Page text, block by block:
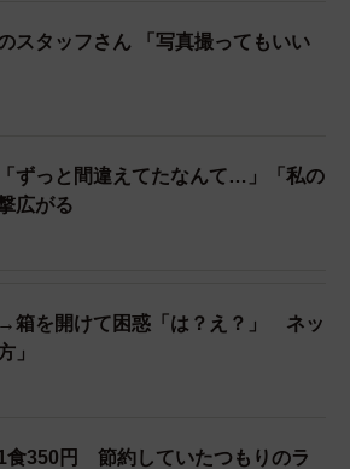
スタッフさん 「写真撮ってもいい
っと間違えてたなんて…」「私の
広がる
箱を開けて困惑「は？え？」 ネッ
」
食350円 節約していたつもりのラ